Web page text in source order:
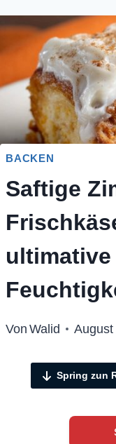
BACKEN
Saftige
ultimative
Von Walid
Spring zun